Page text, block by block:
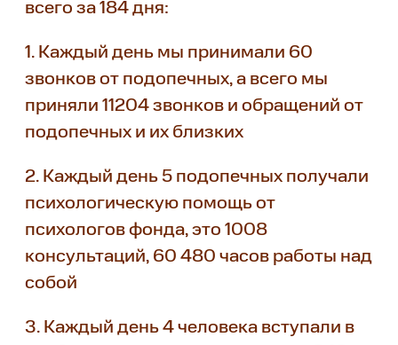
всего за 184 дня:
1. Каждый день мы принимали 60
звонков от подопечных, а всего мы
приняли 11204 звонков и обращений от
подопечных и их близких
2. Каждый день 5 подопечных получали
психологическую помощь от
психологов фонда, это 1008
консультаций, 60 480 часов работы над
собой
3. Каждый день 4 человека вступали в